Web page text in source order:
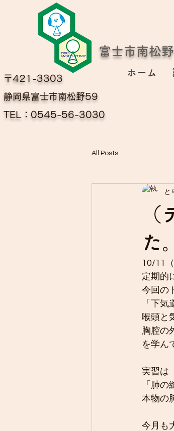
富士市南松
〒421-3303
​静岡県富士市南松野59
TEL：0545-56-3030
ホーム
All Posts
た。
と
10/11
定期的
今回の
「下気
喉頭と
胸腔の
を学ん
実習は
「肺の
本物の
今月も